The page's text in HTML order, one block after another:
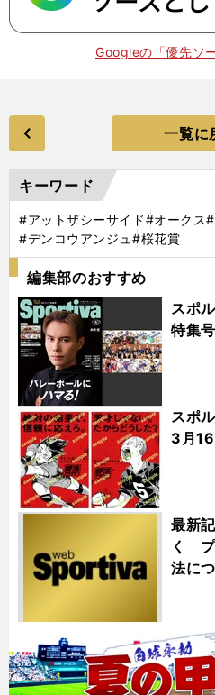
Googleの「優先ソ
一覧に
キーワード
#アットザシーサイド#オークス
#デンコウアンジュ#桜花賞
編集部のおすすめ
スポ
特集
スポ
3月
最新
く プ
法に